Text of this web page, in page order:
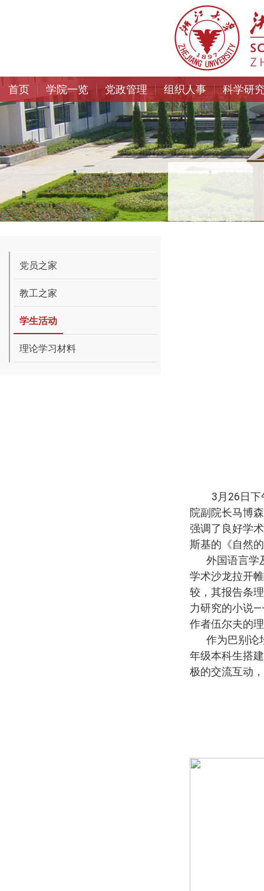
首页 学院一览 党政管理 组织人事 科学研
党员之家
教工之家
学生活动
理论学习材料
3 月 26日下
院副院长马博
强调了良好学
斯基的《自然
外国语言学
学术沙龙拉开
较，其报告条
力研究的小说
作者伍尔夫的
作为巴别论
年级本科生搭
极的交流互动